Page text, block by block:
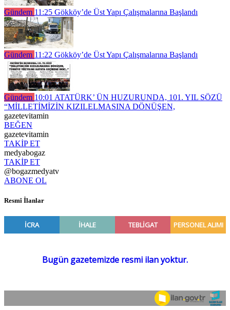
Gündem 11:25 Gökköy’de Üst Yapı Çalışmalarına Başlandı
Gündem 11:22 Gökköy’de Üst Yapı Çalışmalarına Başlandı
Gündem 10:01 ATATÜRK’ ÜN HUZURUNDA, 101. YIL SÖZÜ
“MİLLETİMİZİN KIZILELMASINA DÖNÜŞEN,
gazetevitamin
BEĞEN
gazetevitamin
TAKİP ET
medyabogaz
TAKİP ET
@bogazmedyatv
ABONE OL
Resmî İlanlar